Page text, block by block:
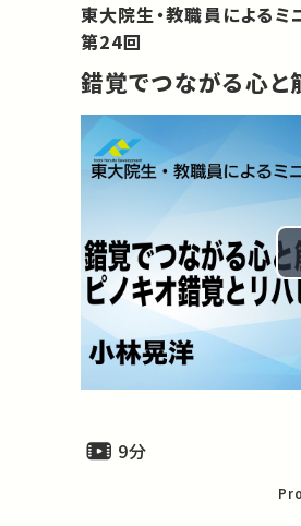
東大院生・教職員によるミ
第24回
錯覚でつながる心と
9分